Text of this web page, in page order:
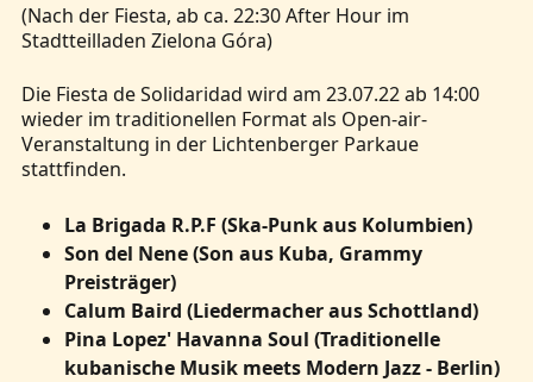
(Nach der Fiesta, ab ca. 22:30 After Hour im
Stadtteilladen Zielona Góra)
Die Fiesta de Solidaridad wird am 23.07.22 ab 14:00
wieder im traditionellen Format als Open-air-
Veranstaltung in der Lichtenberger Parkaue
stattfinden.
La Brigada R.P.F (Ska-Punk aus Kolumbien)
Son del Nene (Son aus Kuba, Grammy
Preisträger)
Calum Baird (Liedermacher aus Schottland)
Pina Lopez' Havanna Soul (Traditionelle
kubanische Musik meets Modern Jazz - Berlin)